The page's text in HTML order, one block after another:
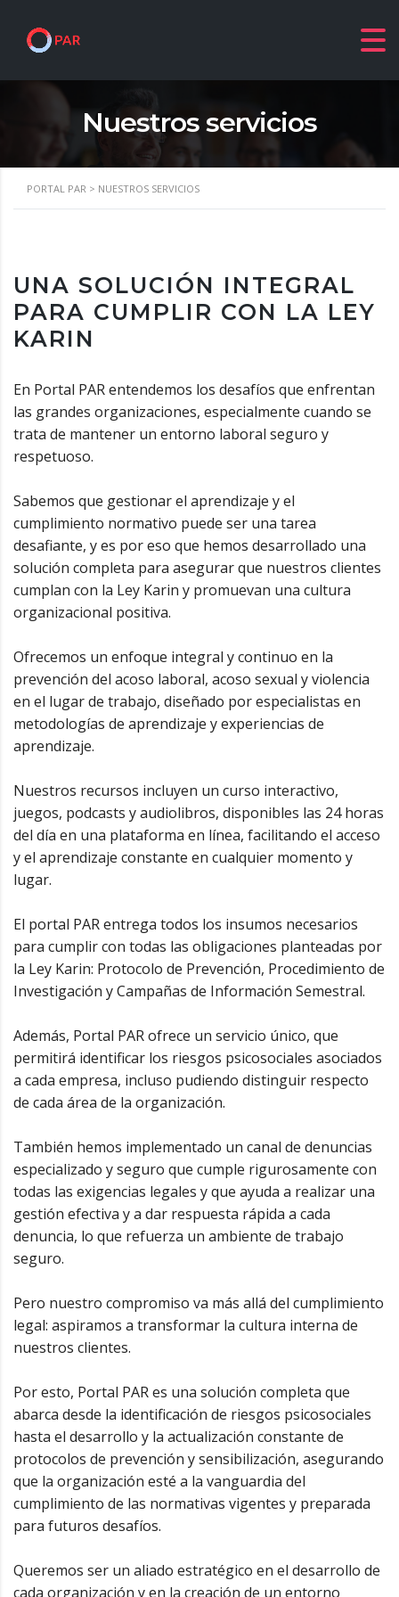
Nuestros servicios
PORTAL PAR > NUESTROS SERVICIOS
UNA SOLUCIÓN INTEGRAL
PARA CUMPLIR CON LA LEY
KARIN
En Portal PAR entendemos los desafíos que enfrentan
las grandes organizaciones, especialmente cuando se
trata de mantener un entorno laboral seguro y
respetuoso.
Sabemos que gestionar el aprendizaje y el
cumplimiento normativo puede ser una tarea
desafiante, y es por eso que hemos desarrollado una
solución completa para asegurar que nuestros clientes
cumplan con la Ley Karin y promuevan una cultura
organizacional positiva.
Ofrecemos un enfoque integral y continuo en la
prevención del acoso laboral, acoso sexual y violencia
en el lugar de trabajo, diseñado por especialistas en
metodologías de aprendizaje y experiencias de
aprendizaje.
Nuestros recursos incluyen un curso interactivo,
juegos, podcasts y audiolibros, disponibles las 24 horas
del día en una plataforma en línea, facilitando el acceso
y el aprendizaje constante en cualquier momento y
lugar.
El portal PAR entrega todos los insumos necesarios
para cumplir con todas las obligaciones planteadas por
la Ley Karin: Protocolo de Prevención, Procedimiento de
Investigación y Campañas de Información Semestral.
Además, Portal PAR ofrece un servicio único, que
permitirá identificar los riesgos psicosociales asociados
a cada empresa, incluso pudiendo distinguir respecto
de cada área de la organización.
También hemos implementado un canal de denuncias
especializado y seguro que cumple rigurosamente con
todas las exigencias legales y que ayuda a realizar una
gestión efectiva y a dar respuesta rápida a cada
denuncia, lo que refuerza un ambiente de trabajo
seguro.
Pero nuestro compromiso va más allá del cumplimiento
legal: aspiramos a transformar la cultura interna de
nuestros clientes.
Por esto, Portal PAR es una solución completa que
abarca desde la identificación de riesgos psicosociales
hasta el desarrollo y la actualización constante de
protocolos de prevención y sensibilización, asegurando
que la organización esté a la vanguardia del
cumplimiento de las normativas vigentes y preparada
para futuros desafíos.
Queremos ser un aliado estratégico en el desarrollo de
cada organización y en la creación de un entorno